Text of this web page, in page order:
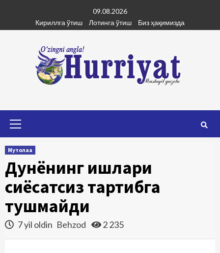
content
09.08.2026
Кириллга ўтиш
Лотинга ўтиш Биз ҳақимизда
Мутолаа
Дунёнинг ишлари
сиёсатсиз тартибга
тушмайди
7 yil oldin Behzod 2 235